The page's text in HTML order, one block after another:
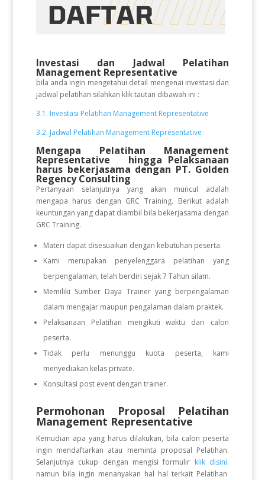
Investasi dan Jadwal Pelatihan
Management Representative
bila anda ingin mengetahui detail mengenai investasi dan
jadwal pelatihan silahkan klik tautan dibawah ini :
3.1. Investasi Pelatihan Management Representative
3.2. Jadwal Pelatihan Management Representative
Mengapa Pelatihan Management
Representative hingga Pelaksanaan
harus bekerjasama dengan PT. Golden
Regency Consulting
Pertanyaan selanjutnya yang akan muncul adalah
mengapa harus dengan GRC Training. Berikut adalah
keuntungan yang dapat diambil bila bekerjasama dengan
GRC Training.
Materi dapat disesuaikan dengan kebutuhan peserta.
Kami merupakan penyelenggara pelatihan yang
berpengalaman, telah berdiri sejak 7 Tahun silam.
Memiliki Sumber Daya Trainer yang berpengalaman
dalam mengajar maupun pengalaman dalam praktek.
Pelaksanaan Pelatihan mengikuti waktu dari calon
peserta.
Tidak perlu menunggu kuota peserta, kami
menyediakan kelas private.
Konsultasi post event dengan trainer.
Permohonan Proposal Pelatihan
Management Representative
Kemudian apa yang harus dilakukan, bila calon peserta
ingin mendaftarkan atau meminta proposal Pelatihan.
Selanjutnya cukup dengan mengisi formulir klik disini.
namun bila ingin menanyakan hal hal terkait Pelatihan